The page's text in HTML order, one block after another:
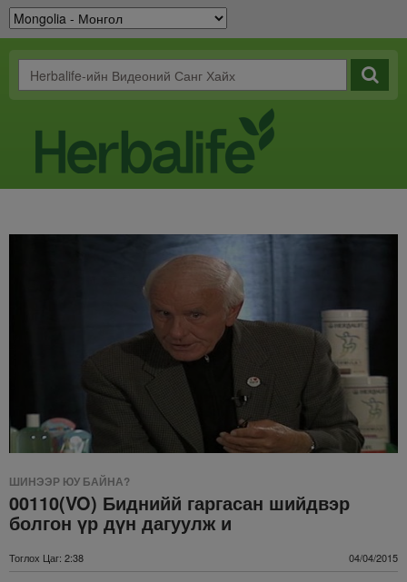
ШИНЭЭР ЮУ БАЙНА?
00110(VO) Биднийй гаргасан шийдвэр
болгон үр дүн дагуулж и
Тоглох Цаг: 2:38 04/04/2015